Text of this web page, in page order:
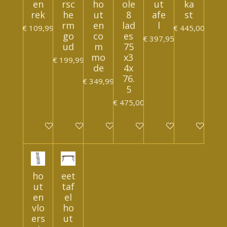
en
rek
€ 109,99
In winkelwagen
rsc
he
rm
go
ud
€ 199,99
In winkelwagen
ho
ut
en
co
m
mo
de
€ 349,99
In winkelwagen
ole
8
lad
es
75
x3
4x
76.
5
€ 475,00
In winkelwagen
ut
afe
l
€ 397,95
In winkelwagen
ka
st
€ 445,00
In
ho
ut
en
vlo
ers
eet
taf
el
ho
ut